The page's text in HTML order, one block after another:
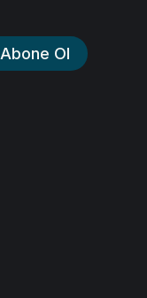
Abone Ol